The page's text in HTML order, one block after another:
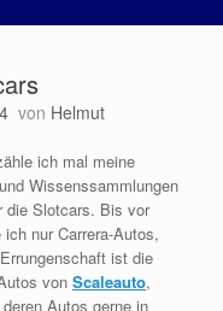
von Helmut
ich mal meine
Wissenssammlungen
die Slotcars. Bis vor
nur Carrera-Autos,
ist die
von Scaleauto,
Autos gerne in